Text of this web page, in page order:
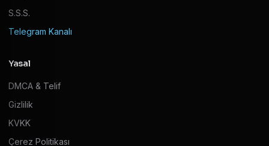
S.S.S.
Telegram Kanalı
Yasal
DMCA & Telif
Gizlilik
KVKK
Çerez Politikası